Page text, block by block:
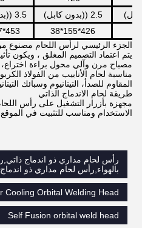
2.5 ((بدون كابل)
3.5 ((بدون كابل)
426*155*38
453*177*38
الجزء الرئيسي لرأس اللحام مصنوع من
يتم اعتماد التصميم المغلق ، ويكون
مصباح مرن وآلي محول براءة
مناسبة لحام الأنابيب من الفولاذ
المقاوم للصدأ، التيتانيوم وسبائك
طريقة لحام الاندماج الذاتي
مجهزة بأزرار التشغيل على رأس
الاستخدام ومناسب للتثبيت في الموقع
رأس لحام مداري ذو اندماج
بالهواء,رأس لحام مداري ذو
Cooling Orbital Welding Head
Self Fusion orbital weld head